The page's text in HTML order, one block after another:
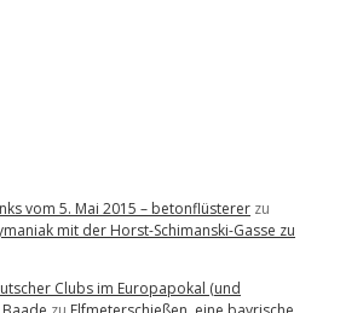
vom 5. Mai 2015 – betonflüsterer zu
mit der Horst-Schimanski-Gasse zu
Clubs im Europapokal (und